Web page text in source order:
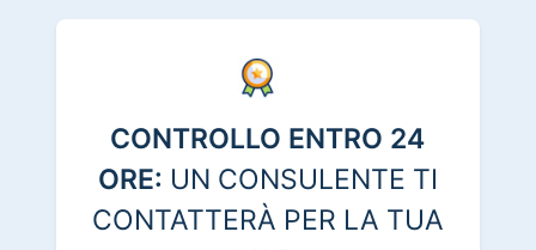
CONTROLLO ENTRO 24
ORE: UN CONSULENTE TI
CONTATTERÀ PER LA TUA